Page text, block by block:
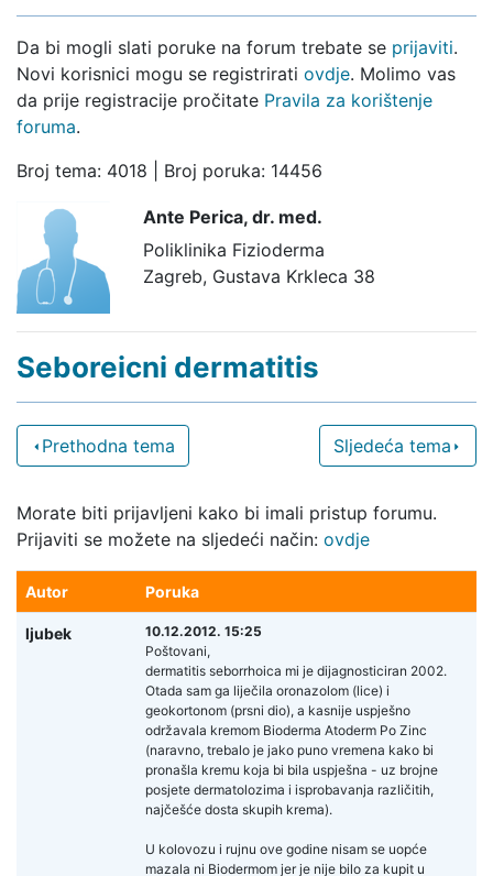
Da bi mogli slati poruke na forum trebate se prijaviti.
Novi korisnici mogu se registrirati ovdje. Molimo vas
da prije registracije pročitate Pravila za korištenje
foruma.
Broj tema: 4018 | Broj poruka: 14456
Ante Perica, dr. med.
Poliklinika Fizioderma
Zagreb, Gustava Krkleca 38
Seboreicni dermatitis
Prethodna tema Sljedeća tema
Morate biti prijavljeni kako bi imali pristup forumu.
Prijaviti se možete na sljedeći način: ovdje
Autor Poruka
ljubek
10.12.2012. 15:25
Poštovani,
dermatitis seborrhoica mi je dijagnosticiran 2002.
Otada sam ga liječila oronazolom (lice) i
geokortonom (prsni dio), a kasnije uspješno
održavala kremom Bioderma Atoderm Po Zinc
(naravno, trebalo je jako puno vremena kako bi
pronašla kremu koja bi bila uspješna - uz brojne
posjete dermatolozima i isprobavanja različitih,
najčešće dosta skupih krema).
U kolovozu i rujnu ove godine nisam se uopće
mazala ni Biodermom jer je nije bilo za kupit u